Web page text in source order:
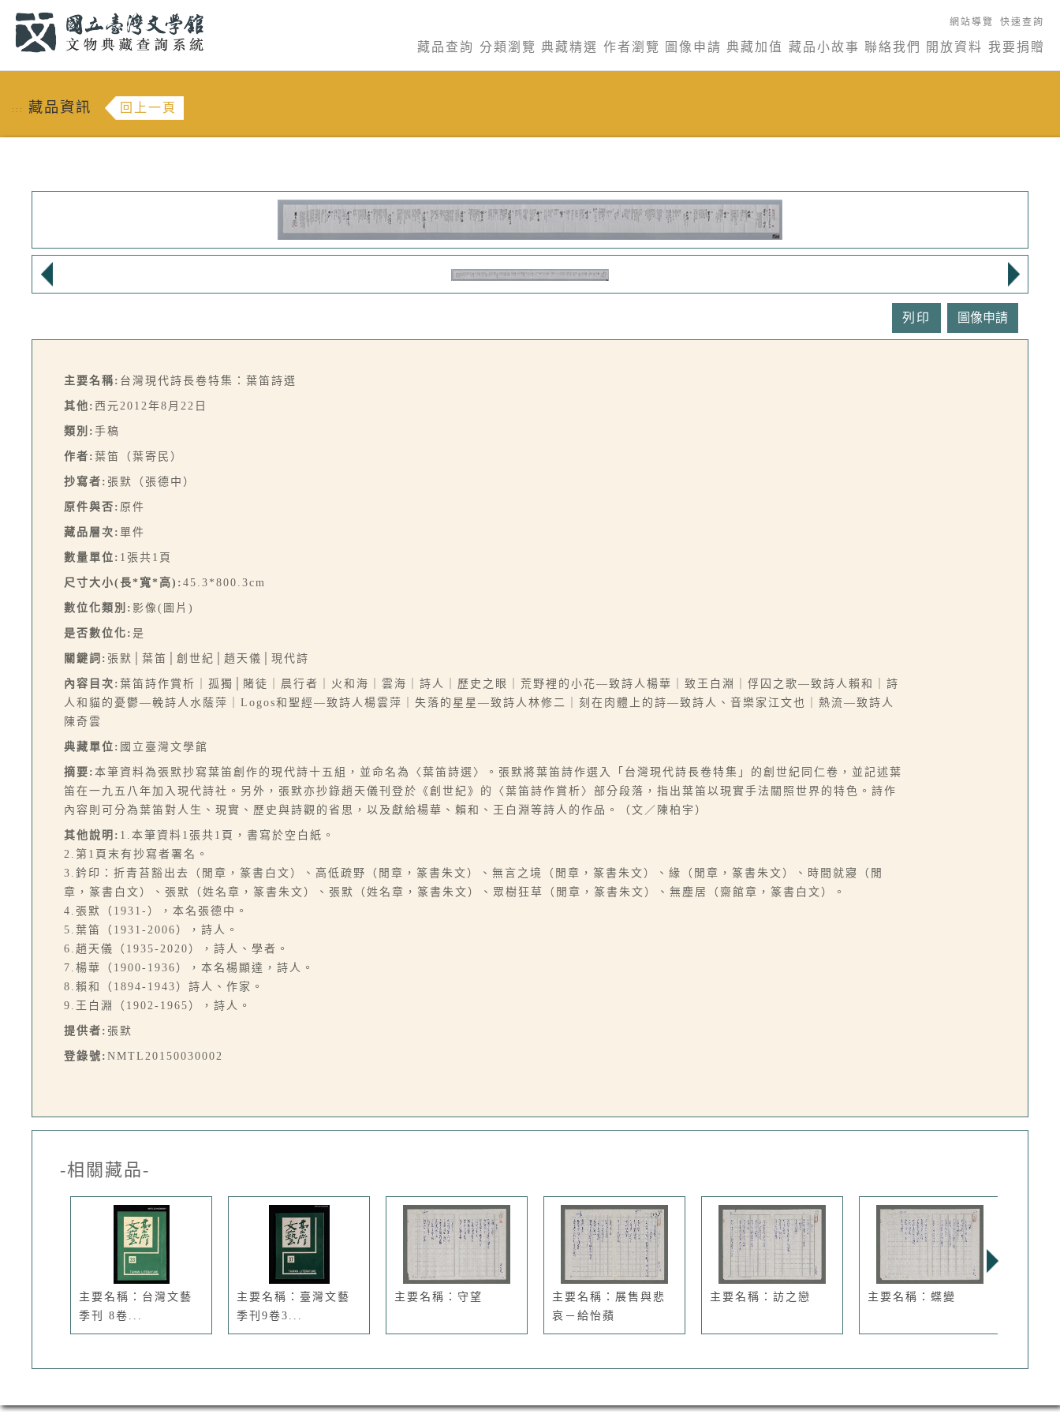
網站導覽 快速查詢
藏品查詢 分類瀏覽 典藏精選 作者瀏覽 圖像申請 典藏加值 藏品小故事 聯絡我們 開放資料 我要捐贈
::: 藏品資訊 回上一頁
列印
主要名稱: 台灣現代詩長卷特集：葉笛詩選
其他: 西元2012年8月22日
類別: 手稿
作者: 葉笛（葉寄民）
抄寫者: 張默（張德中）
原件與否: 原件
藏品層次: 單件
數量單位: 1張共1頁
尺寸大小(長*寬*高): 45.3*800.3cm
數位化類別: 影像(圖片)
是否數位化: 是
關鍵詞: 張默│葉笛│創世紀│趙天儀│現代詩
內容目次: 葉笛詩作賞析｜孤獨│賭徒｜晨行者｜火和海｜雲海｜詩人｜歷史之眼｜荒野裡的小花—致詩人楊華｜致王白淵｜俘囚之歌—致詩人賴和｜詩
人和貓的憂鬱—輓詩人水蔭萍｜Logos和聖經—致詩人楊雲萍｜失落的星星—致詩人林修二｜刻在肉體上的詩—致詩人、音樂家江文也｜熱流—致詩人
陳奇雲
典藏單位: 國立臺灣文學館
摘要: 本筆資料為張默抄寫葉笛創作的現代詩十五組，並命名為〈葉笛詩選〉。張默將葉笛詩作選入「台灣現代詩長卷特集」的創世紀同仁卷，並記述葉
笛在一九五八年加入現代詩社。另外，張默亦抄錄趙天儀刊登於《創世紀》的〈葉笛詩作賞析〉部分段落，指出葉笛以現實手法關照世界的特色。詩作
內容則可分為葉笛對人生、現實、歷史與詩觀的省思，以及獻給楊華、賴和、王白淵等詩人的作品。（文／陳柏宇）
其他說明: 1.本筆資料1張共1頁，書寫於空白紙。
2.第1頁末有抄寫者署名。
3.鈐印：折青苔豁出去（閒章，篆書白文）、高低疏野（閒章，篆書朱文）、無言之境（閒章，篆書朱文）、緣（閒章，篆書朱文）、時間就寢（閒
章，篆書白文）、張默（姓名章，篆書朱文）、張默（姓名章，篆書朱文）、眾樹狂草（閒章，篆書朱文）、無塵居（齋館章，篆書白文）。
4.張默（1931-），本名張德中。
5.葉笛（1931-2006），詩人。
6.趙天儀（1935-2020），詩人、學者。
7.楊華（1900-1936），本名楊顯達，詩人。
8.賴和（1894-1943）詩人、作家。
9.王白淵（1902-1965），詩人。
提供者: 張默
登錄號: NMTL20150030002
-相關藏品-
主要名稱：台灣文藝
季刊 8卷...
主要名稱：臺灣文藝
季刊9卷3...
主要名稱：守望
主要名稱：展售與悲
哀－給怡蘋
主要名稱：訪之戀 主要名稱：蝶變